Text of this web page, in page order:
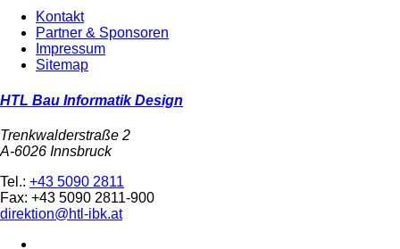
Kontakt
Partner & Sponsoren
Impressum
Sitemap
HTL Bau Informatik Design
Trenkwalderstraße 2
A-6026 Innsbruck
Tel.: +43 5090 2811
Fax: +43 5090 2811-900
direktion@htl-ibk.at